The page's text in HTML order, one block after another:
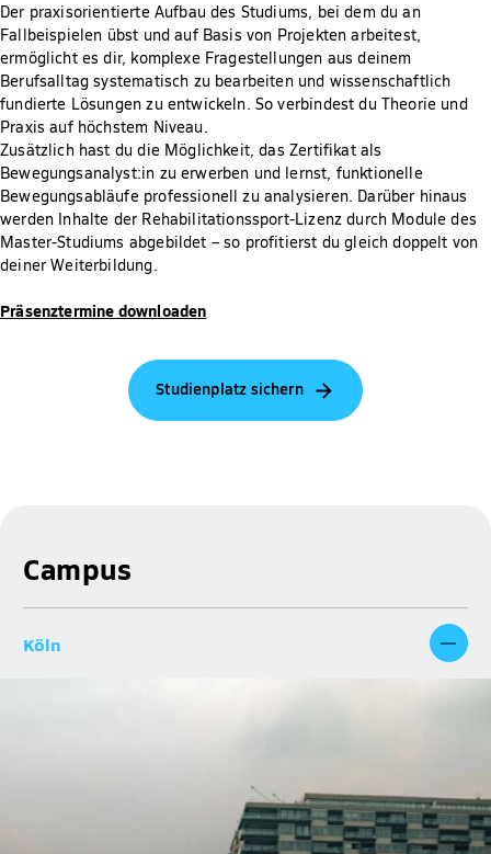
Der praxisorientierte Aufbau des Studiums, bei dem du an
Fallbeispielen übst und auf Basis von Projekten arbeitest,
ermöglicht es dir, komplexe Fragestellungen aus deinem
Berufsalltag systematisch zu bearbeiten und wissenschaftlich
fundierte Lösungen zu entwickeln. So verbindest du Theorie und
Praxis auf höchstem Niveau.
Zusätzlich hast du die Möglichkeit, das Zertifikat als
Bewegungsanalyst:in zu erwerben und lernst, funktionelle
Bewegungsabläufe professionell zu analysieren. Darüber hinaus
werden Inhalte der Rehabilitationssport-Lizenz durch Module des
Master-Studiums abgebildet – so profitierst du gleich doppelt von
deiner Weiterbildung.
Präsenztermine downloaden
Studienplatz sichern
Campus
Köln